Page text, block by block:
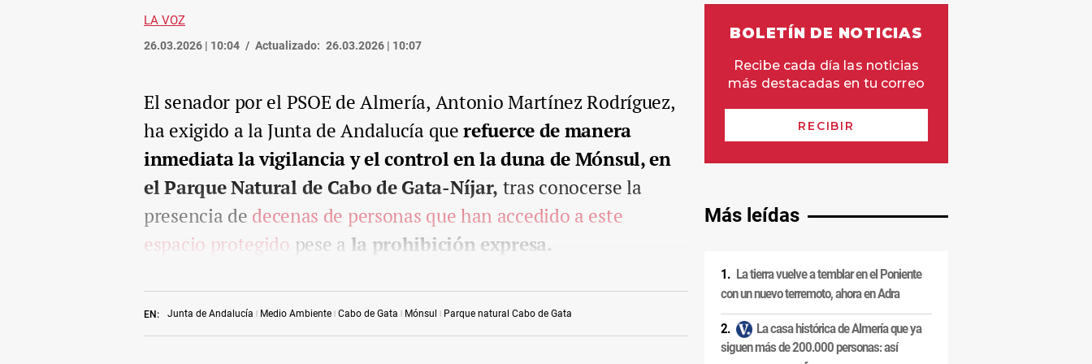
LA VOZ
26.03.2026 | 10:04 Actualizado: 26.03.2026 | 10:07
EN: Junta de Andalucía Medio Ambiente Cabo de Gata Mónsul Parque natural Cabo de Gata
El senador por el PSOE de Almería, Antonio Martínez Rodríguez,
ha exigido a la Junta de Andalucía querefuerce de manera
inmediata la vigilancia y el control en la duna de Mónsul, en
el Parque Natural de Cabo de Gata-Níjar, tras conocerse la
presencia de decenas de personas que han accedido a este
espacio protegido pese a la prohibición expresa.
Más leídas
La tierra vuelve a temblar en el Poniente
con un nuevo terremoto, ahora en Adra
La casa histórica de Almería que ya
siguen más de 200.000 personas: así